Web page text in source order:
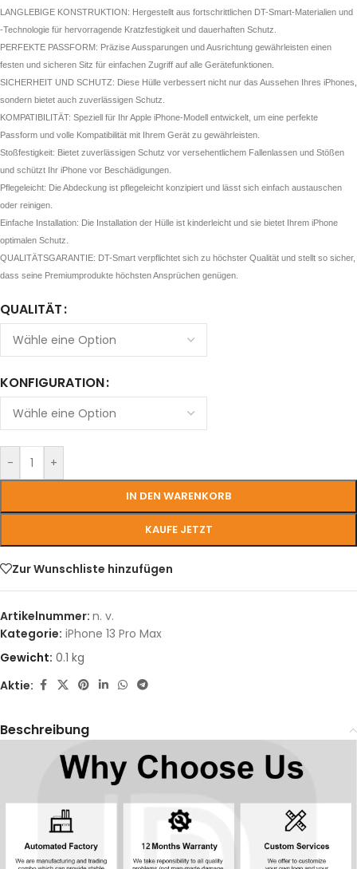
LANGLEBIGE KONSTRUKTION: Hergestellt aus fortschrittlichen DT-Smart-Materialien und
-Technologie für hervorragende Kratzfestigkeit und dauerhaften Schutz.
PERFEKTE PASSFORM: Präzise Aussparungen und Ausrichtung gewährleisten einen
festen und sicheren Sitz für einfachen Zugriff auf alle Gerätefunktionen.
SICHERHEIT UND SCHUTZ: Diese Hülle verbessert nicht nur das Aussehen Ihres iPhones,
sondern bietet auch zuverlässigen Schutz.
KOMPATIBILITÄT: Speziell für Ihr Apple iPhone-Modell entwickelt, um eine perfekte
Passform und volle Kompatibilität mit Ihrem Gerät zu gewährleisten.
Stoßfestigkeit: Bietet zuverlässigen Schutz vor versehentlichem Fallenlassen und Stößen
und schützt Ihr iPhone vor Beschädigungen.
Pflegeleicht: Die Abdeckung ist pflegeleicht konzipiert und lässt sich einfach austauschen
oder reinigen.
Einfache Installation: Die Installation der Hülle ist kinderleicht und sie bietet Ihrem iPhone
optimalen Schutz.
QUALITÄTSGARANTIE: DT-Smart verpflichtet sich zu höchster Qualität und stellt so sicher,
dass seine Premiumprodukte höchsten Ansprüchen genügen.
QUALITÄT
KONFIGURATION
- +
IN DEN WARENKORB
KAUFE JETZT
Zur Wunschliste hinzufügen
Artikelnummer: n. v.
Kategorie: iPhone 13 Pro Max
Gewicht: 0.1 kg
Aktie:
Beschreibung